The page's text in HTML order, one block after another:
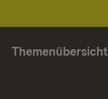
Themenübersicht